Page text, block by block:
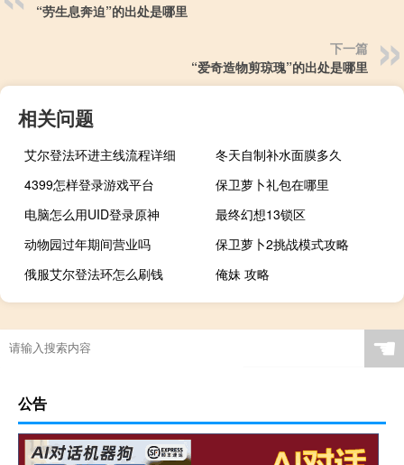
“劳生息奔迫”的出处是哪里
下一篇
“爱奇造物剪琼瑰”的出处是哪里
相关问题
艾尔登法环进主线流程详细
冬天自制补水面膜多久
4399怎样登录游戏平台
保卫萝卜礼包在哪里
电脑怎么用UID登录原神
最终幻想13锁区
动物园过年期间营业吗
保卫萝卜2挑战模式攻略
俄服艾尔登法环怎么刷钱
俺妹 攻略
☚
公告